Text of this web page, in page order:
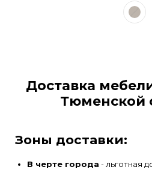
Доставка
Тюменской
Зоны доставки:
В черте города - льготная